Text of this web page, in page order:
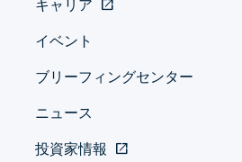
キャリア open_in_new
イベント
ブリーフィングセンター
ニュース
投資家情報 open_in_new